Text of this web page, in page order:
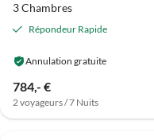
3 Chambres
Répondeur Rapide
Annulation gratuite
784,- €
2 voyageurs / 7 Nuits
Annonce
5.0 (5)